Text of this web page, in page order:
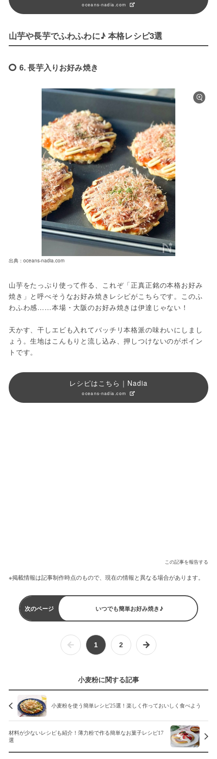
oceans-nadia.com
山芋や長芋でふわふわに♪ 本格レシピ3選
6. 長芋入りお好み焼き
出典：oceans-nadia.com
山芋をたっぷり使って作る、これぞ「正真正銘の本格お好み
焼き」と呼べそうなお好み焼きレシピがこちらです。このふ
わふわ感……本場・大阪のお好み焼きは伊達じゃない！
天かす、干しエビも入れてバッチリ本格派の味わいにしまし
ょう。生地はこんもりと流し込み、押しつけないのがポイン
トです。
レシピはこちら｜Nadia
oceans-nadia.com
この記事を報告する
※掲載情報は記事制作時点のもので、現在の情報と異なる場合があります。
次のページ いつでも簡単お好み焼き♪
1 2
小麦粉に関する記事
小麦粉を使う簡単レシピ25選！楽しく作っておいしく食べよう
材料が少ないレシピも紹介！薄力粉で作る簡単なお菓子レシピ17
選